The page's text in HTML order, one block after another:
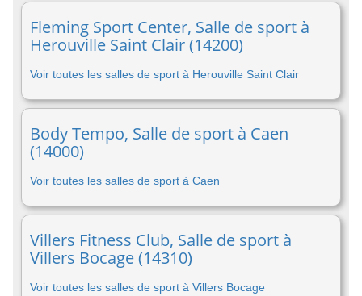
Fleming Sport Center, Salle de sport à
Herouville Saint Clair (14200)
Voir toutes les salles de sport à Herouville Saint Clair
Body Tempo, Salle de sport à Caen
(14000)
Voir toutes les salles de sport à Caen
Villers Fitness Club, Salle de sport à
Villers Bocage (14310)
Voir toutes les salles de sport à Villers Bocage